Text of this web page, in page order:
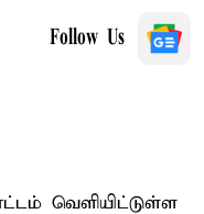
Follow Us
வெளியிட்டுள்ள